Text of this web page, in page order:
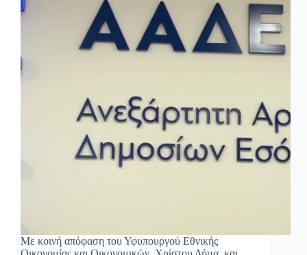
Με κοινή απόφαση του Υφυπουργού Εθνικής